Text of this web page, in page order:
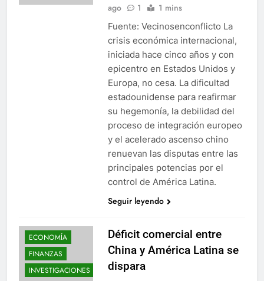
ago
1 1 mins
Fuente: Vecinosenconflicto La
crisis económica internacional,
iniciada hace cinco años y con
epicentro en Estados Unidos y
Europa, no cesa. La dificultad
estadounidense para reafirmar
su hegemonía, la debilidad del
proceso de integración europeo
y el acelerado ascenso chino
renuevan las disputas entre las
principales potencias por el
control de América Latina.
Seguir leyendo
ECONOMÍA
FINANZAS
INVESTIGACIONES
Déficit comercial entre
China y América Latina se
dispara